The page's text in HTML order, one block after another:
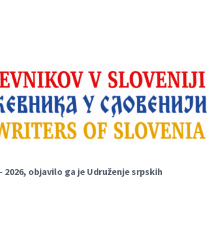
2026, objavilo ga je Udruženje srpskih